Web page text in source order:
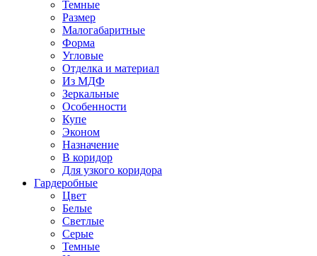
Темные
Размер
Малогабаритные
Форма
Угловые
Отделка и материал
Из МДФ
Зеркальные
Особенности
Купе
Эконом
Назначение
В коридор
Для узкого коридора
Гардеробные
Цвет
Белые
Светлые
Серые
Темные